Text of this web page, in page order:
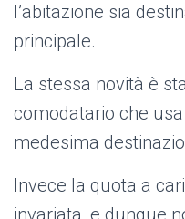
l’abitazione sia
principale.
La stessa novità è
comodatario che
medesima
Invece la quota a